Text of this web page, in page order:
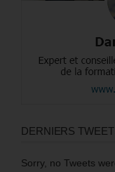
DERNIERS
Sorry, no Tweets